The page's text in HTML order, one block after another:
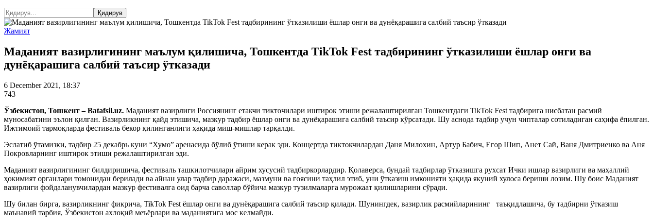
Жамият
Маданият вазирлигининг маълум қилишича, Тошкентда TikTok Fest тадбирининг ўтказилиши ёшлар онги ва
дунёқарашига салбий таъсир ўтказади
6 December 2021, 18:37
743
Ўзбекистон, Тошкент – Batafsil.uz. Маданият вазирлиги Россиянинг етакчи тикточилари иштирок этиши режалаштирилган Тошкентдаги TikTok Fest тадбирига нисбатан расмий
муносабатини эълон қилган. Вазирликнинг қайд этишича, мазкур тадбир ёшлар онги ва дунёқарашига салбий таъсир кўрсатади. Шу аснода тадбир учун чипталар сотиладиган саҳифа ёпилган.
Ижтимоий тармоқларда фестиваль бекор қилинганлиги ҳақида миш-мишлар тарқалди.
Эслатиб ўтамизки, тадбир 25 декабрь куни “Хумо” аренасида бўлиб ўтиши керак эди. Концертда тиктокчилардан Даня Милохин, Артур Бабич, Егор Шип, Анет Сай, Ваня Дмитриенко ва Аня
Покровларнинг иштирок этиши режалаштирилган эди.
Маданият вазирлигининг билдиришича, фестиваль ташкилотчилари айрим хусусий тадбиркорлардир. Қолаверса, бундай тадбирлар ўтказишга рухсат Ички ишлар вазирлиги ва маҳаллий
ҳокимият органлари томонидан берилади ва айнан улар тадбир даражаси, мазмуни ва ғоясини таҳлил этиб, уни ўтказиш имконияти ҳақида якуний хулоса бериши лозим. Шу боис Маданият
вазирлиги фойдаланувчилардан мазкур фестивалга оид барча саволлар бўйича мазкур тузилмаларга мурожаат қилишларини сўради.
Шу билан бирга, вазирликнинг фикрича, TikTok Fest ёшлар онги ва дунёқарашига салбий таъсир қилади. Шунингдек, вазирлик расмийларининг таъқидлашича, бу тадбирни ўтказиш
маънавий тарбия, Ўзбекистон ахлоқий меъёрлари ва маданиятига мос келмайди.